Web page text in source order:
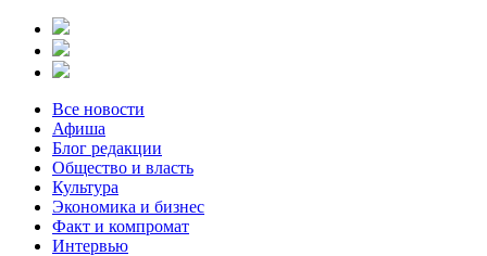
Все новости
Афиша
Блог редакции
Общество и власть
Культура
Экономика и бизнес
Факт и компромат
Интервью